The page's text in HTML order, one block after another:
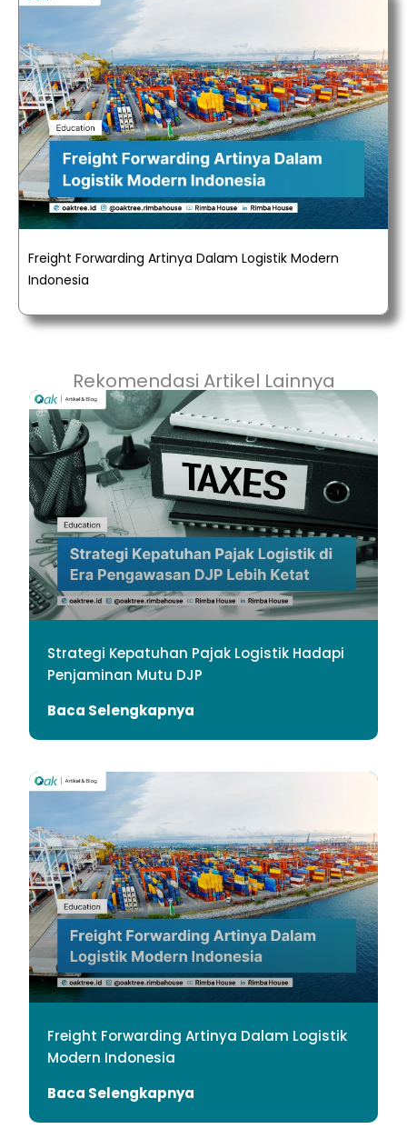
Freight Forwarding Artinya Dalam Logistik Modern
Indonesia
Rekomendasi Artikel Lainnya
Strategi Kepatuhan Pajak Logistik Hadapi
Penjaminan Mutu DJP
Baca Selengkapnya
Freight Forwarding Artinya Dalam Logistik
Modern Indonesia
Baca Selengkapnya